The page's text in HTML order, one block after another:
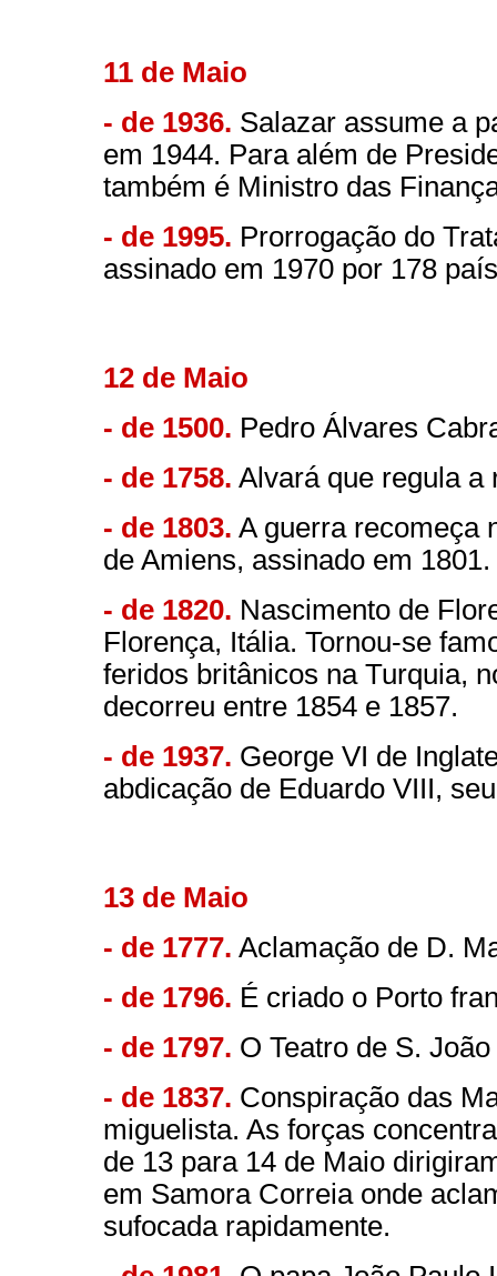
11 de Maio
- de 1936. Salazar assume a
em 1944. Para além de
também é Ministro das
- de 1995. Prorrogação do
assinado em 1970 por 178
12 de Maio
- de 1500. Pedro Álvares
- de 1758. Alvará que regula a
- de 1803. A guerra recomeça
de Amiens, assinado em 1801.
- de 1820. Nascimento de
Florença, Itália. Tornou-se
feridos britânicos na Turquia,
decorreu entre 1854 e 1857.
- de 1937. George VI de
abdicação de Eduardo VIII,
13 de Maio
- de 1777. Aclamação de D.
- de 1796. É criado o Porto
- de 1797. O Teatro de S.
- de 1837. Conspiração das
miguelista. As forças
de 13 para 14 de Maio
em Samora Correia onde
sufocada rapidamente.